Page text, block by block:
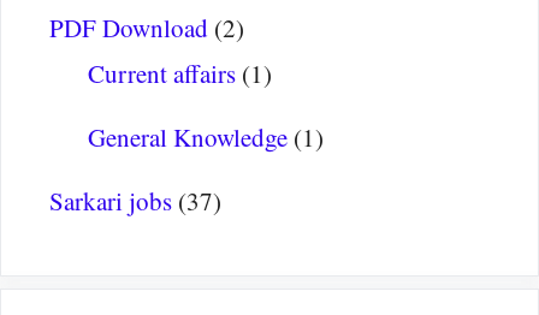
PDF Download (2)
Current affairs(1)
General Knowledge(1)
Sarkari jobs (37)